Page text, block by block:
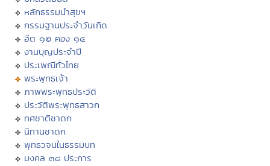
หลักธรรมนำสุขฯ
กรรมฐานประจำวันเกิด
ฮีต ๑๒ คอง ๑๔
งานบุญประจำปี
ประเพณีทั่วไทย
พระพุทธเจ้า
ภาพพระพุทธประวัติ
ประวัติพระพุทธสาวก
ทศชาติชาดก
นิทานชาดก
พุทธวจนในธรรมบท
มงคล ๓๘ ประการ